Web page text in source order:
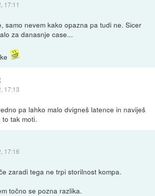
17:11
samo nevem kako opazna pa tudi ne. Sicer
za danasnje case...
17:13
pa lahko malo dvigneš latence in naviješ
tak moti.
17:16
zaradi tega ne trpi storilnost kompa.
točno se pozna razlika.